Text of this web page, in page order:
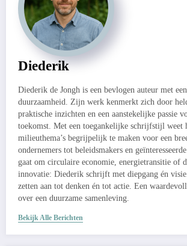
Diederik
Diederik de Jongh is een bevlogen auteur met
duurzaamheid. Zijn werk kenmerkt zich door
praktische inzichten en een aanstekelijke passie
toekomst. Met een toegankelijke schrijfstijl weet
milieuthema’s begrijpelijk te maken voor een
ondernemers tot beleidsmakers en
gaat om circulaire economie, energietransitie of
innovatie: Diederik schrijft met diepgang én
zetten aan tot denken én tot actie. Een
over een duurzame samenleving.
Bekijk Alle Berichten